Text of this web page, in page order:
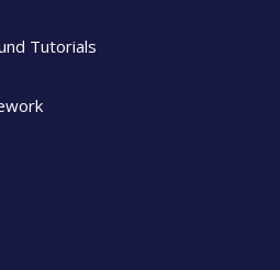
Tutorials